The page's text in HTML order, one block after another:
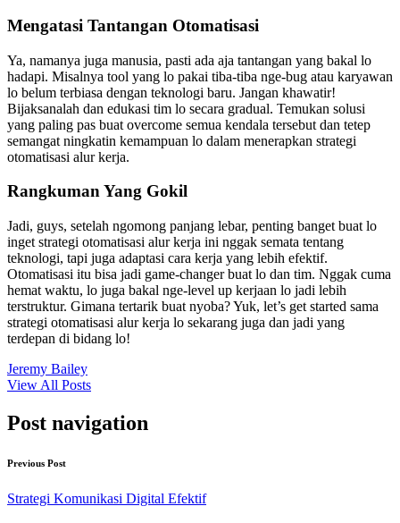
Mengatasi Tantangan Otomatisasi
Ya, namanya juga manusia, pasti ada aja tantangan yang bakal lo
hadapi. Misalnya tool yang lo pakai tiba-tiba nge-bug atau karyawan
lo belum terbiasa dengan teknologi baru. Jangan khawatir!
Bijaksanalah dan edukasi tim lo secara gradual. Temukan solusi
yang paling pas buat overcome semua kendala tersebut dan tetep
semangat ningkatin kemampuan lo dalam menerapkan strategi
otomatisasi alur kerja.
Rangkuman Yang Gokil
Jadi, guys, setelah ngomong panjang lebar, penting banget buat lo
inget strategi otomatisasi alur kerja ini nggak semata tentang
teknologi, tapi juga adaptasi cara kerja yang lebih efektif.
Otomatisasi itu bisa jadi game-changer buat lo dan tim. Nggak cuma
hemat waktu, lo juga bakal nge-level up kerjaan lo jadi lebih
terstruktur. Gimana tertarik buat nyoba? Yuk, let’s get started sama
strategi otomatisasi alur kerja lo sekarang juga dan jadi yang
terdepan di bidang lo!
Jeremy Bailey
View All Posts
Post navigation
Previous Post
Strategi Komunikasi Digital Efektif